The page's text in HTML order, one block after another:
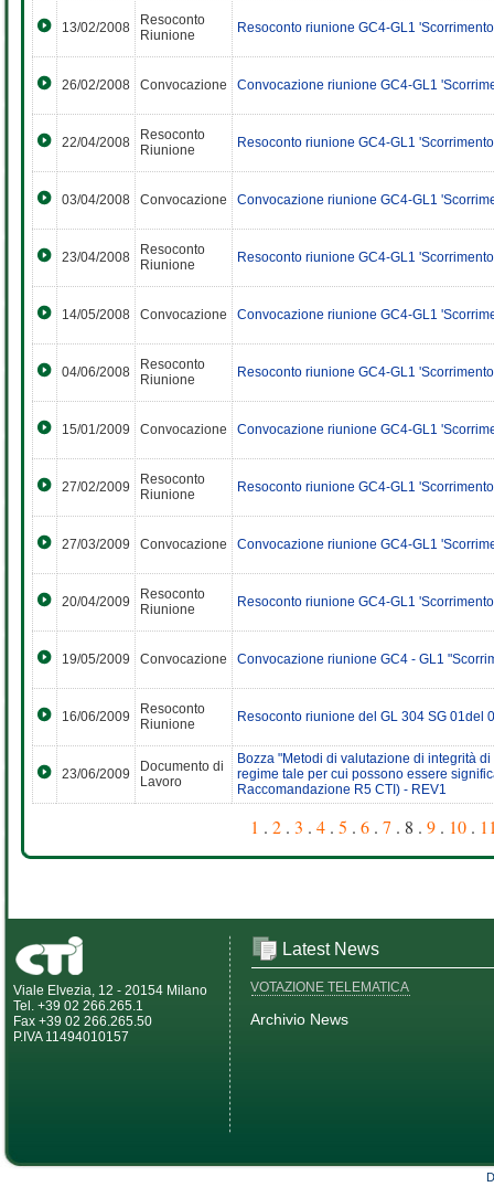
13/02/2008
Resoconto
Riunione
Resoconto riunione GC4-GL1
26/02/2008 Convocazione Convocazione riunione GC4-GL1
22/04/2008
Resoconto
Riunione
Resoconto riunione GC4-GL1
03/04/2008 Convocazione Convocazione riunione GC4-GL1
23/04/2008
Resoconto
Riunione
Resoconto riunione GC4-GL1
14/05/2008 Convocazione Convocazione riunione GC4-GL1
04/06/2008
Resoconto
Riunione
Resoconto riunione GC4-GL1
15/01/2009 Convocazione Convocazione riunione GC4-GL1
27/02/2009
Resoconto
Riunione
Resoconto riunione GC4-GL1
27/03/2009 Convocazione Convocazione riunione GC4-GL1
20/04/2009
Resoconto
Riunione
Resoconto riunione GC4-GL1
19/05/2009 Convocazione Convocazione riunione GC4 - GL1
16/06/2009
Resoconto
Riunione
Resoconto riunione del GL 304 SG 01del
23/06/2009
Documento di
Lavoro
Bozza "Metodi di valutazione di integrità
regime tale per cui possono essere
Raccomandazione R5 CTI) - REV1
1 . 2 . 3 . 4 . 5 . 6 . 7 . 8 . 9 . 10 .
Viale Elvezia, 12 - 20154 Milano
Tel. +39 02 266.265.1
Fax +39 02 266.265.50
P.IVA 11494010157
Latest News
VOTAZIONE TELEMATICA
Archivio News